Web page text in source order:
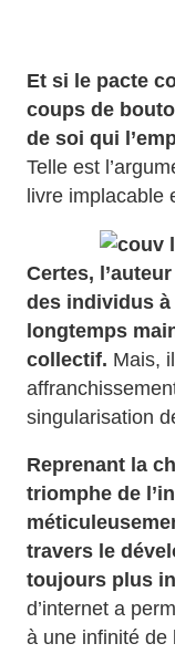
Et si le pacte
coups de
de soi qui
Telle est
livre implacable
Certes,
des individus
longtemps
collectif. Mais,
singularisation
Reprenant la
triomphe de
travers le
toujours plus
d’internet a
à une infinité de